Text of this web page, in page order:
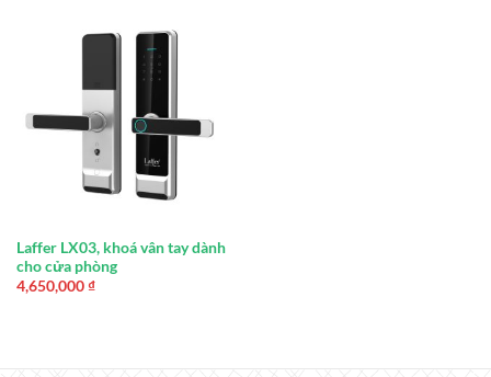
Laffer LX03, khoá vân tay dành
cho cửa phòng
4,650,000 ₫